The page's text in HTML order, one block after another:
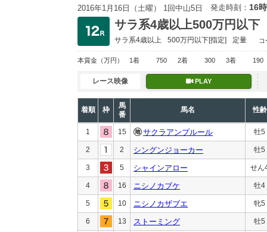
2016年1月16日（土曜） 1回中山5日 発走時刻： 16
サラ系4歳以上500万円以下
サラ系4歳以上 500万円以下[指定] 定量
本賞金 （万円） 1着 750 2着 300 3着 190
レース映像 PLAY
着順 枠
馬
番
馬名 性齢
1 15 サクラアンプルール 牡5
2 2 シングンジョーカー 牡5
3 5 シャインアロー せん
4 16 ニシノカブケ 牡4
5 10 ニシノカザブエ 牝5
6 13 ストーミング 牡5